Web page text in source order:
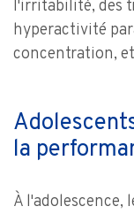
l'irritabilité, des
hyperactivité
concentration,
la
À